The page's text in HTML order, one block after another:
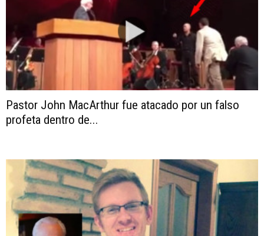
Pastor John MacArthur fue atacado por un falso
profeta dentro de...